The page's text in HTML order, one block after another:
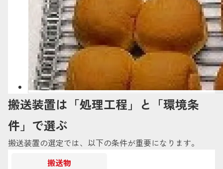
搬送装置は「処理工程」と「環境条
件」で選ぶ
搬送装置の選定では、以下の条件が重要になります。
搬送物